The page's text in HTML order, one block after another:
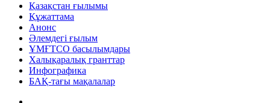
Қазақстан ғылымы
Құжаттама
Анонс
Әлемдегі ғылым
ҰМҒТСО басылымдары
Халықаралық гранттар
Инфографика
БАҚ-тағы мақалалар